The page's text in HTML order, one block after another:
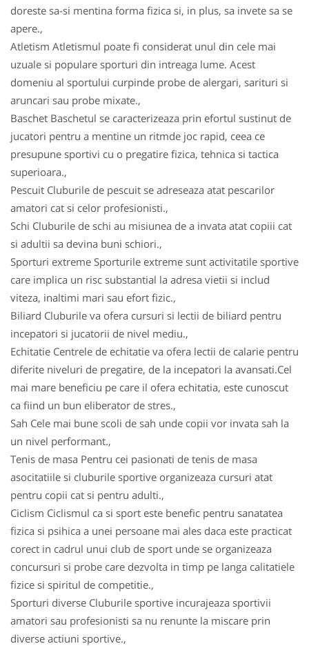
doreste sa-si mentina forma fizica si, in plus, sa invete sa se
apere.,
Atletism Atletismul poate fi considerat unul din cele mai
uzuale si populare sporturi din intreaga lume. Acest
domeniu al sportului curpinde probe de alergari, sarituri si
aruncari sau probe mixate.,
Baschet Baschetul se caracterizeaza prin efortul sustinut de
jucatori pentru a mentine un ritmde joc rapid, ceea ce
presupune sportivi cu o pregatire fizica, tehnica si tactica
superioara.,
Pescuit Cluburile de pescuit se adreseaza atat pescarilor
amatori cat si celor profesionisti.,
Schi Cluburile de schi au misiunea de a invata atat copiii cat
si adultii sa devina buni schiori.,
Sporturi extreme Sporturile extreme sunt activitatile sportive
care implica un risc substantial la adresa vietii si includ
viteza, inaltimi mari sau efort fizic.,
Biliard Cluburile va ofera cursuri si lectii de biliard pentru
incepatori si jucatorii de nivel mediu.,
Echitatie Centrele de echitatie va ofera lectii de calarie pentru
diferite niveluri de pregatire, de la incepatori la avansati.Cel
mai mare beneficiu pe care il ofera echitatia, este cunoscut
ca fiind un bun eliberator de stres.,
Sah Cele mai bune scoli de sah unde copii vor invata sah la
un nivel performant.,
Tenis de masa Pentru cei pasionati de tenis de masa
asocitatiile si cluburile sportive organizeaza cursuri atat
pentru copii cat si pentru adulti.,
Ciclism Ciclismul ca si sport este benefic pentru sanatatea
fizica si psihica a unei persoane mai ales daca este practicat
corect in cadrul unui club de sport unde se organizeaza
concursuri si probe care dezvolta in timp pe langa calitatiele
fizice si spiritul de competitie.,
Sporturi diverse Cluburile sportive incurajeaza sportivii
amatori sau profesionisti sa nu renunte la miscare prin
diverse actiuni sportive.,